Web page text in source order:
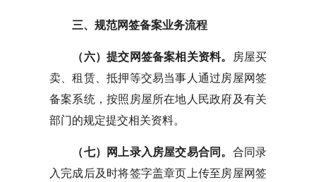
三、规范网签备案业务流程
（六）提交网签备案相关资料。
房屋买
卖、租赁、抵押等交易当事人通过房屋网签
备案系统，按照房屋所在地人民政府及有关
部门的规定提交相关资料。
（七）网上录入房屋交易合同。 合同录
入完成后及时将签字盖章页上传至房屋网签